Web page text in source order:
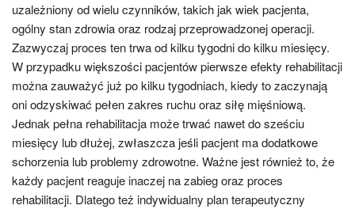
uzależniony od wielu czynników, takich jak wiek pacjenta,
ogólny stan zdrowia oraz rodzaj przeprowadzonej operacji.
Zazwyczaj proces ten trwa od kilku tygodni do kilku miesięcy.
W przypadku większości pacjentów pierwsze efekty rehabilitacji
można zauważyć już po kilku tygodniach, kiedy to zaczynają
oni odzyskiwać pełen zakres ruchu oraz siłę mięśniową.
Jednak pełna rehabilitacja może trwać nawet do sześciu
miesięcy lub dłużej, zwłaszcza jeśli pacjent ma dodatkowe
schorzenia lub problemy zdrowotne. Ważne jest również to, że
każdy pacjent reaguje inaczej na zabieg oraz proces
rehabilitacji. Dlatego też indywidualny plan terapeutyczny